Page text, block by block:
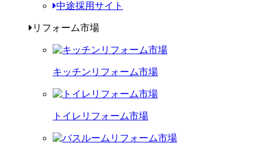
中途採用サイト
リフォーム市場
キッチンリフォーム市場
トイレリフォーム市場